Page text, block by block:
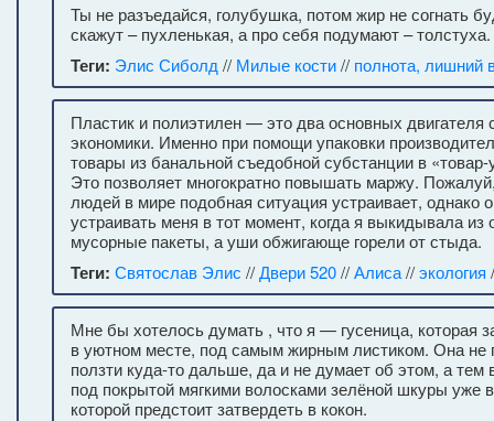
Ты не разъедайся, голубушка, потом жир не согнать
скажут – пухленькая, а про себя подумают – толстуха.
Теги: Элис Сиболд // Милые кости// полнота, лишний
Пластик и полиэтилен — это два основных двигателя
экономики. Именно при помощи упаковки
товары из банальной съедобной субстанции в «товар-
Это позволяет многократно повышать маржу.
людей в мире подобная ситуация устраивает, однако
устраивать меня в тот момент, когда я выкидывала из
мусорные пакеты, а уши обжигающе горели от стыда.
Теги: Святослав Элис //Двери 520//Алиса//экология
Мне бы хотелось думать , что я — гусеница, которая
в уютном месте, под самым жирным листиком. Она не
ползти куда-то дальше, да и не думает об этом, а
под покрытой мягкими волосками зелёной шкуры уже
которой предстоит затвердеть в кокон.